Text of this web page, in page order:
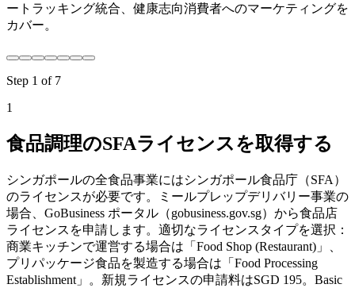
ートラッキング統合、健康志向消費者へのマーケティングを
カバー。
Step 1 of 7
1
食品調理のSFAライセンスを取得する
シンガポールの全食品事業にはシンガポール食品庁（SFA）
のライセンスが必要です。ミールプレップデリバリー事業の
場合、GoBusiness ポータル（gobusiness.gov.sg）から食品店
ライセンスを申請します。適切なライセンスタイプを選択：
商業キッチンで運営する場合は「Food Shop (Restaurant)」、
プリパッケージ食品を製造する場合は「Food Processing
Establishment」。新規ライセンスの申請料はSGD 195。Basic